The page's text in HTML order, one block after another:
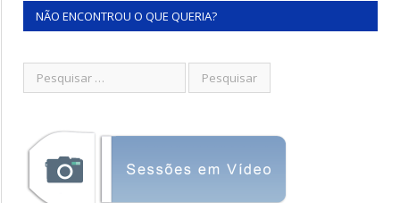
NÃO ENCONTROU O QUE QUERIA?